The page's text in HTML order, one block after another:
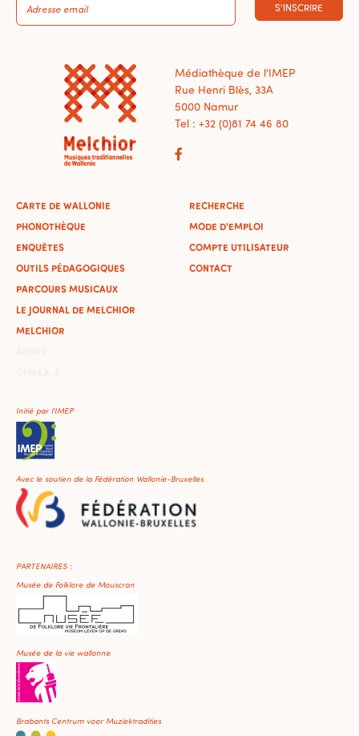
S'INSCRIRE
Médiathèque de l'IMEP
Rue Henri Blès, 33A
5000 Namur
Tel : +32 (0)81 74 46 80
CARTE DE WALLONIE
PHONOTHÈQUE
ENQUÊTES
OUTILS PÉDAGOGIQUES
PARCOURS MUSICAUX
LE JOURNAL DE MELCHIOR
MELCHIOR
RECHERCHE
MODE D'EMPLOI
COMPTE UTILISATEUR
CONTACT
Initié par l'IMEP
Avec le soutien de la Fédération Wallonie-Bruxelles
PARTENAIRES :
Musée de Folklore de Mouscron
Musée de la vie wallonne
Brabants Centrum voor Muziektradities